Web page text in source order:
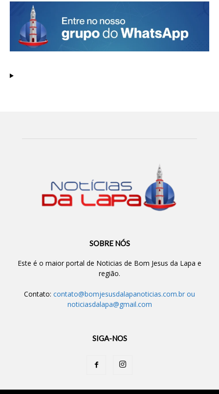
SOBRE NÓS
Este é o maior portal de Noticias de Bom Jesus da Lapa e
região.
Contato: contato@bomjesusdalapanoticias.com.br ou
noticiasdalapa@gmail.com
SIGA-NOS